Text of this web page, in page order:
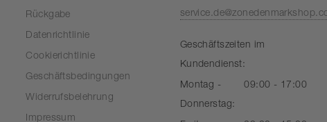
Rückgabe
Datenrichtlinie
Cookierichtlinie
Geschäftsbedingungen
Widerrufsbelehrung
Impressum
Geschäftszeiten im
Kundendienst:
Montag -
Donnerstag:
09:00 - 17:00